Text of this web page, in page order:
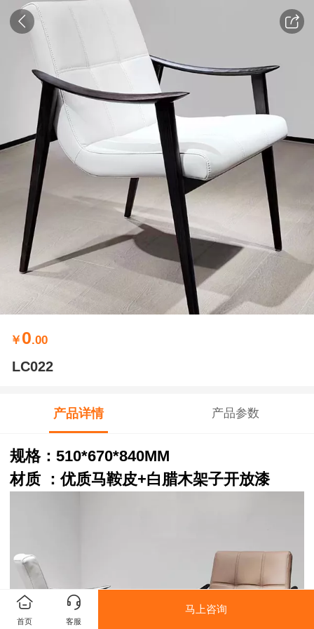
￥ 0.00
LC022
产品详情 产品参数
规格： 510*670*840MM
材质 ：优质马鞍皮+白腊木架子开放漆
首页 客服
马上咨询